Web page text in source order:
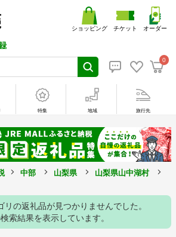
0
ショッピング チケット オーダー
特集 地域 旅行先
中部 山梨県 山梨県山中湖村
リの返礼品が見つかりませんでした。
検索結果を表示しています。